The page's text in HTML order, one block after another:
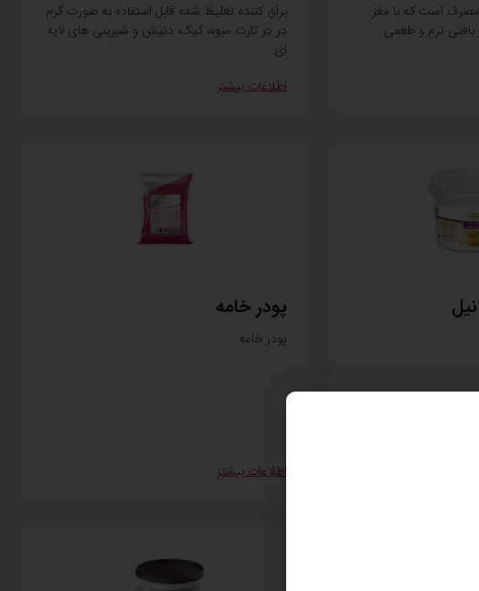
است که با مغز
نرم و طعمی
براق کننده تغلیظ شده قابل استفاده به صورت گرم
در در تارت میوه، کیک، دنیش و شیرینی های لایه
ای
اطلاعات بیشتر
پودر خامه
پودر خامه
اطلاعات بیشتر